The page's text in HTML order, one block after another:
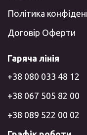
Політика
Договір Оферти
Гаряча лінія
+38 080 033 48 12
+38 067 505 82 00
+38 089 522 00 02